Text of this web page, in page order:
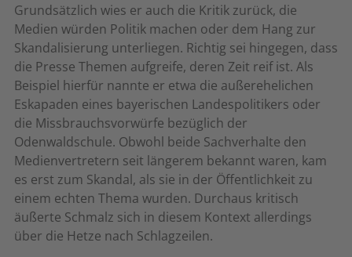
Grundsätzlich wies er auch die Kritik zurück, die
Medien würden Politik machen oder dem Hang zur
Skandalisierung unterliegen. Richtig sei hingegen, dass
die Presse Themen aufgreife, deren Zeit reif ist. Als
Beispiel hierfür nannte er etwa die außerehelichen
Eskapaden eines bayerischen Landespolitikers oder
die Missbrauchsvorwürfe bezüglich der
Odenwaldschule. Obwohl beide Sachverhalte den
Medienvertretern seit längerem bekannt waren, kam
es erst zum Skandal, als sie in der Öffentlichkeit zu
einem echten Thema wurden. Durchaus kritisch
äußerte Schmalz sich in diesem Kontext allerdings
über die Hetze nach Schlagzeilen.